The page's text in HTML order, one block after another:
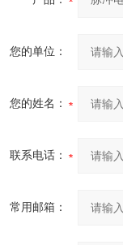
您的单位：
您的姓名：
联系电话：
常用邮箱：